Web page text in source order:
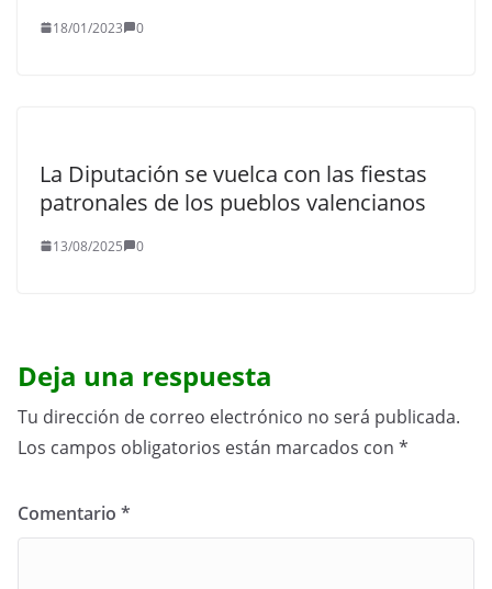
18/01/2023 0
La Diputación se vuelca con las fiestas
patronales de los pueblos valencianos
13/08/2025 0
Deja una respuesta
Tu dirección de correo electrónico no será publicada.
Los campos obligatorios están marcados con *
Comentario *